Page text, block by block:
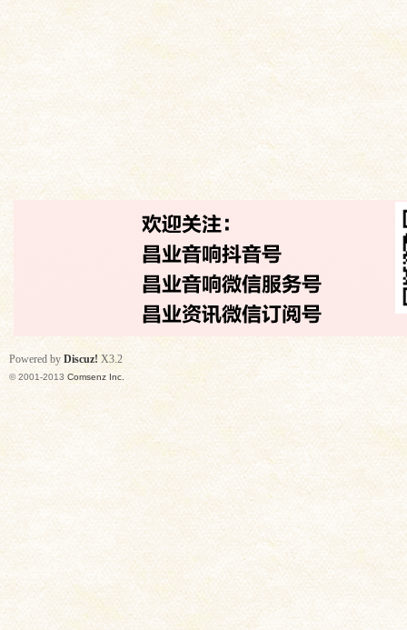
Powered by Discuz! X3.2
© 2001-2013 Comsenz Inc.